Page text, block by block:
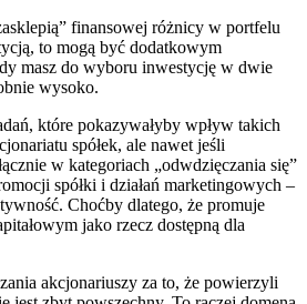
finansowej różnicy w portfelu
to mogą być dodatkowym
masz do wyboru inwestycję w dwie
wysoko.
które pokazywałyby wpływ takich
spółek, ale nawet jeśli
w kategoriach „odwdzięczania się”
spółki i działań marketingowych –
Choćby dlatego, że promuje
jako rzecz dostępną dla
akcjonariuszy za to, że powierzyli